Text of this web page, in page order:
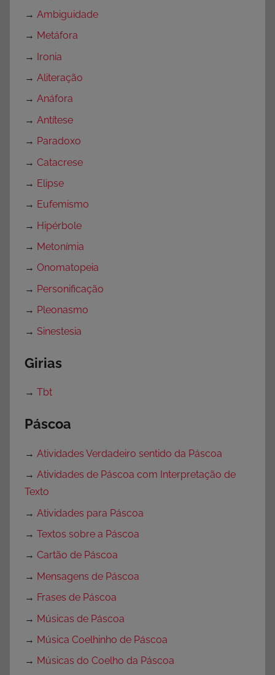
→ Ambiguidade
→ Metáfora
→ Ironia
→ Aliteração
→ Anáfora
→ Antítese
→ Paradoxo
→ Catacrese
→ Elipse
→ Eufemismo
→ Hipérbole
→ Metonímia
→ Onomatopeia
→ Personificação
→ Pleonasmo
→ Sinestesia
Girias
→ Tbt
Páscoa
→ Atividades Verdadeiro sentido da Páscoa
→ Atividades de Páscoa com Interpretação de
Texto
→ Atividades para Páscoa
→ Textos sobre a Páscoa
→ Cartão de Páscoa
→ Mensagens de Páscoa
→ Frases de Páscoa
→ Músicas de Páscoa
→ Música Coelhinho de Páscoa
→ Músicas do Coelho da Páscoa